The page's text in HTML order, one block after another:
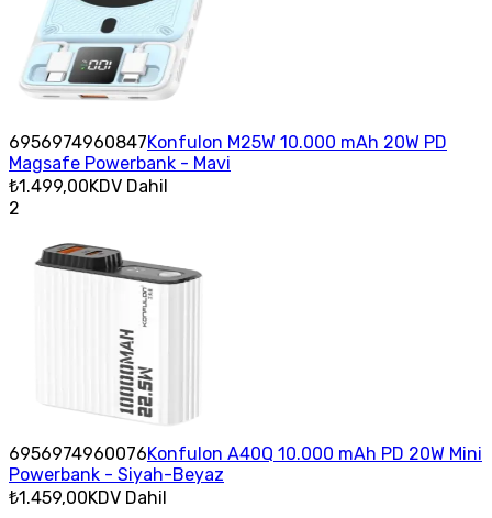
6956974960847Konfulon M25W 10.000 mAh 20W PD
Magsafe Powerbank - Mavi
₺1.499,00KDV Dahil
2
6956974960076Konfulon A40Q 10.000 mAh PD 20W Mini
Powerbank - Siyah-Beyaz
₺1.459,00KDV Dahil